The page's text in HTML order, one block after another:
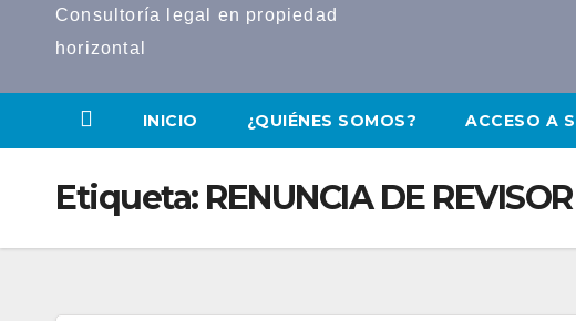
Consultoría legal en propiedad
horizontal
INICIO ¿QUIÉNES SOMOS? ACCESO A
Etiqueta: RENUNCIA DE